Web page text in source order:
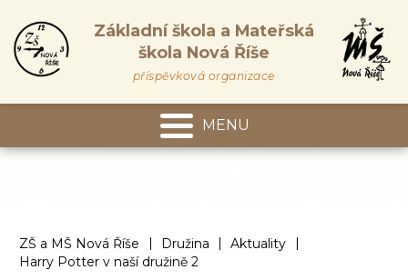
Základní škola a Mateřská
škola Nová Říše
příspěvková organizace
MENU
ZŠ a MŠ Nová Říše | Družina | Aktuality
|
Harry Potter v naší družině 2